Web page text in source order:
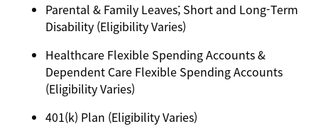
Parental & Family Leaves; Short and Long-Term
Disability (Eligibility Varies)
Healthcare Flexible Spending Accounts &
Dependent Care Flexible Spending Accounts
(Eligibility Varies)
401(k) Plan (Eligibility Varies)